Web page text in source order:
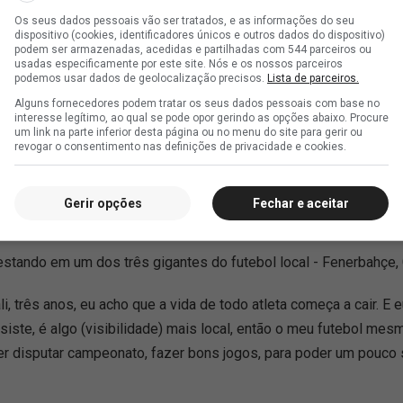
Disputou 186 jogos, apenas 12 como reserva.
voltar a mirar títulos.
mesmo, de poder brigar por título, de poder ganhar
hoje investem muito dinheiro, pegam jogadores que
fica difícil competir lado a lado com os caras, né? A nossa
mas isso é o que me faz querer, às vezes, poder voltar
em um dos três gigantes do futebol local -
três anos, eu acho que a vida de todo atleta começa a cair. E
é algo (visibilidade) mais local, então o meu futebol
disputar campeonato, fazer bons jogos, para poder um
Os seus dados pessoais vão ser tratados, e as informações do seu
dispositivo (cookies, identificadores únicos e outros dados do dispositivo)
podem ser armazenadas, acedidas e partilhadas com 544 parceiros ou
usadas especificamente por este site. Nós e os nossos parceiros
podemos usar dados de geolocalização precisos. Lista de parceiros.
Alguns fornecedores podem tratar os seus dados pessoais com base no
interesse legítimo, ao qual se pode opor gerindo as opções abaixo. Procure
um link na parte inferior desta página ou no menu do site para gerir ou
revogar o consentimento nas definições de privacidade e cookies.
Fechar e aceitar
Gerir opções